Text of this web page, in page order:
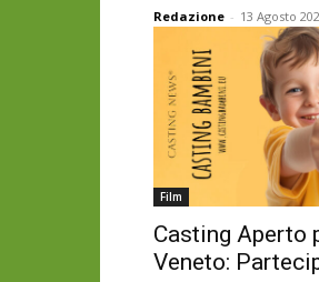
Redazione - 13 Agosto
Film
Casting Aperto
Veneto: